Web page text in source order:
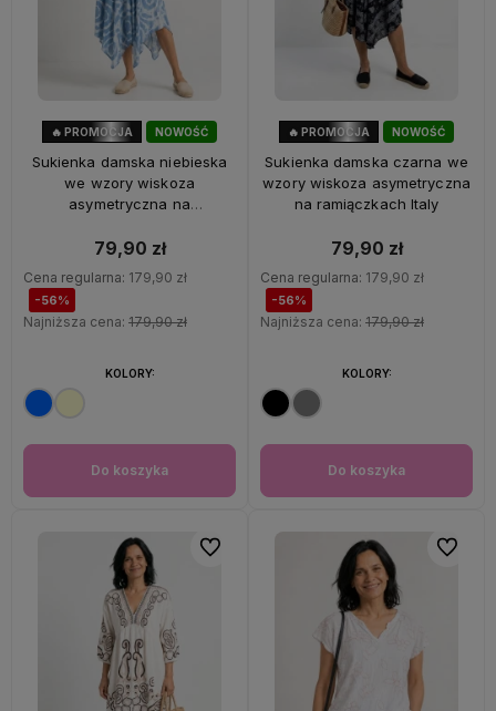
NOWOŚĆ
🔥 PROMOCJA
Sukienka damska niebieska
we wzory wiskoza
asymetryczna na
79,90 zł
Cena regularna: 179,90 zł
-56%
Najniższa cena: 179,90 zł
Do koszyka
KOLORY:
NOWOŚĆ
🔥 PROMOCJA
Sukienka damska czarna we
wzory wiskoza asymetryczna
na ramiączkach Italy
79,90 zł
Cena regularna: 179,90 zł
-56%
Najniższa cena: 179,90 zł
Do koszyka
KOLORY:
Do ulubionych Do